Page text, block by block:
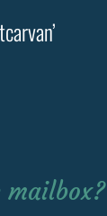
mailbox?